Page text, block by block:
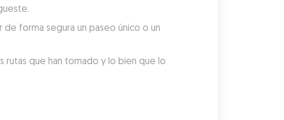
forma segura un paseo único o un
que han tomado y lo bien que lo